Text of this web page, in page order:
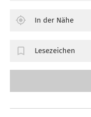
In der Nähe
Lesezeichen